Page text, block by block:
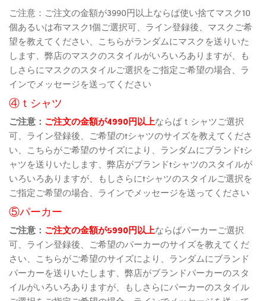
ご注意：ご注文の金額が3990円以上ならば使い捨てマスク10
個あるいは布マスク1個ご選択可、ライン登録後、マスクご希
望を教えてください、こちらがランダムにマスクを送りいた
します、弊店のマスクのスタイルがいろいろありますが、も
しさらにマスクのスタイルご選択をご指定ご希望の場合、ラ
インでメッセージを送ってください
④ｔシャツ
ご注意： ご注文の金額が4990円以上ならばｔシャツご選択
可、ライン登録後、ご希望のtシャツのサイズを教えてくださ
い、こちらがご希望のサイズにより、ランダムにブランドtシ
ャツを送りいたします、弊店がブランドtシャツのスタイルが
いろいろありますが、もしさらにtシャツのスタイルご選択を
ご指定ご希望の場合、ラインでメッセージを送ってください
⑤パーカー
ご注意： ご注文の金額が5990円以上ならばパーカーご選択
可、ライン登録後、ご希望のパーカーのサイズを教えてくだ
さい、こちらがご希望のサイズにより、ランダムにブランド
パーカーを送りいたします、弊店がブランドパーカーのスタ
イルがいろいろありますが、もしさらにパーカーのスタイル